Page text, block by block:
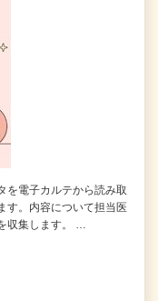
を電子カルテから読み取
す。内容について担当医
収集します。 …